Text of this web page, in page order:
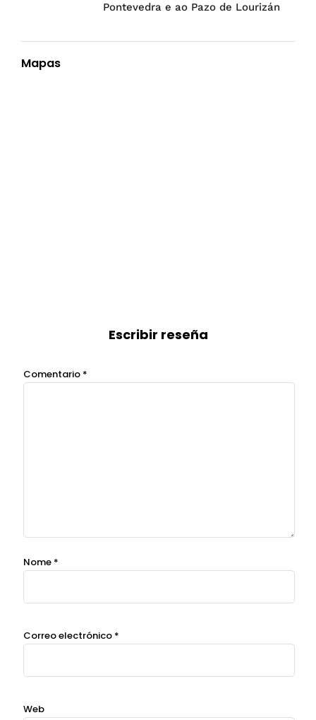
Pontevedra e ao Pazo de Lourizán
Mapas
Escribir reseña
Comentario *
Nome *
Correo electrónico *
Web